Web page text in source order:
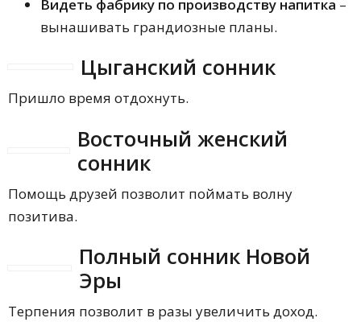
Видеть фабрику по производству напитка –
вынашивать грандиозные планы.
Цыганский сонник
Пришло время отдохнуть.
Восточный женский
сонник
Помощь друзей позволит поймать волну
позитива.
Полный сонник Новой
Эры
Терпения позволит в разы увеличить доход.